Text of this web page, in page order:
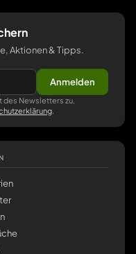
Aktionen & Tipps.
Anmelden
des Newsletters zu,